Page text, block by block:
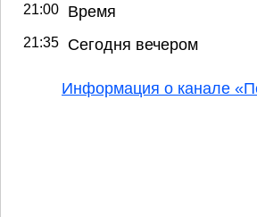
21:00 Время
21:35 Сегодня вечером
Информация о канале